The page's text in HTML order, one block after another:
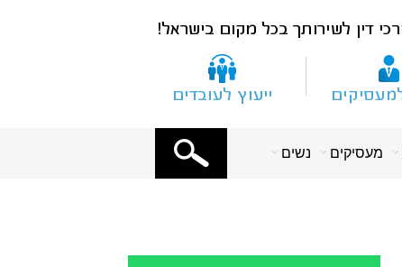
מעסיקים נשים X